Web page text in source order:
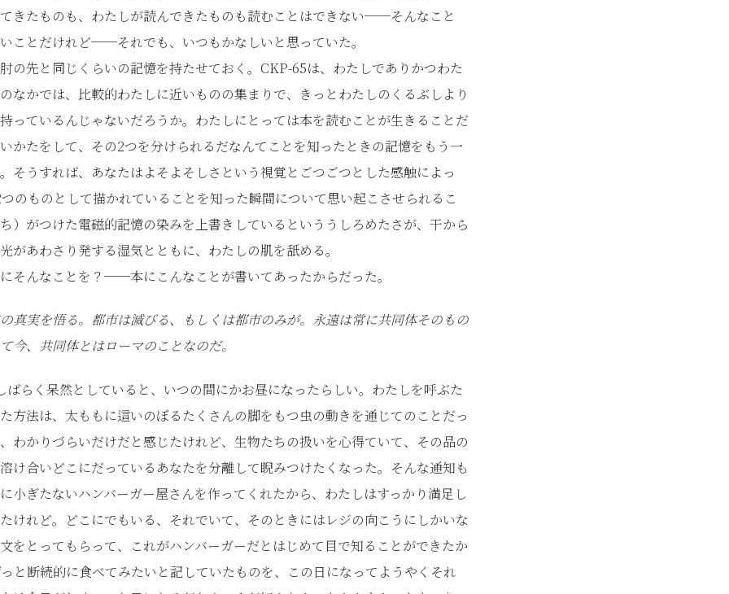
きたものも、わたしが読んできたものも読むことはできない──そんなこと
ことだけれど──それでも、いつもかなしいと思っていた。
先と同じくらいの記憶を持たせておく。CKP-65は、わたしでありかつわた
なかでは、比較的わたしに近いものの集まりで、きっとわたしのくるぶしより
っているんじゃないだろうか。わたしにとっては本を読むことが生きることだ
かたをして、その2つを分けられるだなんてことを知ったときの記憶をもう一
そうすれば、あなたはよそよそしさという視覚とごつごつとした感触によっ
のものとして描かれていることを知った瞬間について思い起こさせられるこ
）がつけた電磁的記憶の染みを上書きしているといううしろめたさが、干から
があわさり発する湿気とともに、わたしの肌を舐める。
んなことを？──本にこんなことが書いてあったからだった。
真実を悟る。都市は滅びる、もしくは都市のみが。永遠は常に共同体そのもの
今、共同体とはローマのことなのだ。
らく呆然としていると、いつの間にかお昼になったらしい。わたしを呼ぶた
方法は、太ももに這いのぼるたくさんの脚をもつ虫の動きを通じてのことだっ
わかりづらいだけだと感じたけれど、生物たちの扱いを心得ていて、その品の
け合いどこにだっているあなたを分離して睨みつけたくなった。そんな通知も
小ぎたないハンバーガー屋さんを作ってくれたから、わたしはすっかり満足し
けれど。どこにでもいる、それでいて、そのときにはレジの向こうにしかいな
をとってもらって、これがハンバーガーだとはじめて目で知ることができたか
と断続的に食べてみたいと記していたものを、この日になってようやくそれ